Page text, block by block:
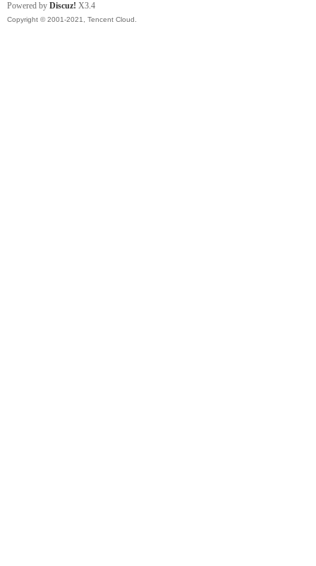
Powered by Discuz! X3.4
Copyright © 2001-2021, Tencent Cloud.